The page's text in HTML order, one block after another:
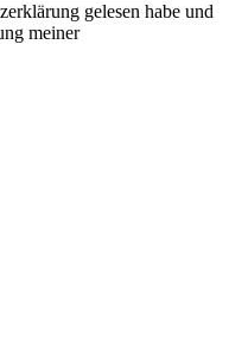
gelesen habe und
meiner